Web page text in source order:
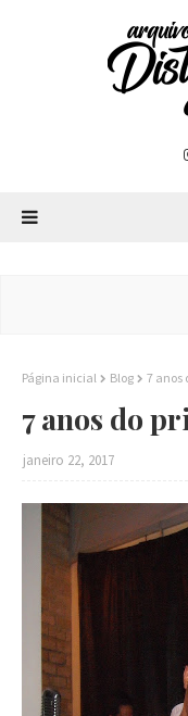
Página inicial Blog 7 anos
7 anos do
janeiro 22, 2017